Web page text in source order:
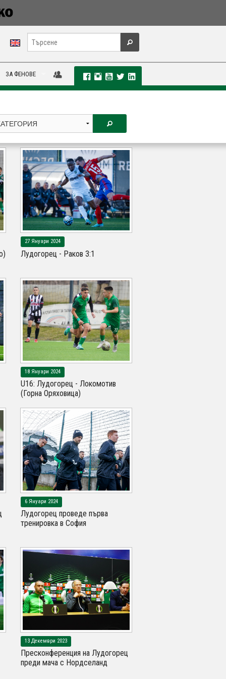
ЗА ФЕНОВЕ
27 Януари 2024
Лудогорец - Раков 3:1
18 Януари 2024
U16: Лудогорец - Локомотив
(Горна Оряховица)
6 Януари 2024
Лудогорец проведе първа
тренировка в София
13 Декември 2023
Пресконференция на Лудогорец
преди мача с Нордселанд